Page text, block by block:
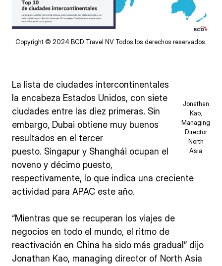
Copyright © 2024 BCD Travel NV Todos los derechos reservados.
Jonathan
Kao,
Managing
Director
North
Asia
La lista de ciudades intercontinentales
la encabeza Estados Unidos, con siete
ciudades entre las diez primeras. Sin
embargo, Dubai obtiene muy buenos
resultados en el tercer
puesto. Singapur y Shanghái ocupan el
noveno y décimo puesto,
respectivamente, lo que indica una creciente
actividad para APAC este año.
“Mientras que se recuperan los viajes de
negocios en todo el mundo, el ritmo de
reactivación en China ha sido más gradual” dijo
Jonathan Kao, managing director of North Asia